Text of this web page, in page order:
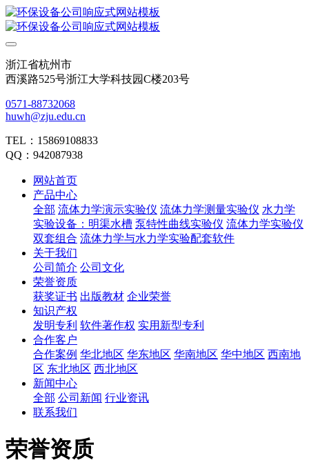
浙江省杭州市
西溪路525号浙江大学科技园C楼203号
0571-88732068
huwh@zju.edu.cn
TEL：15869108833
QQ：942087938
网站首页
产品中心
全部 流体力学演示实验仪 流体力学测量实验仪 水力学
实验设备：明渠水槽 泵特性曲线实验仪 流体力学实验仪
双套组合 流体力学与水力学实验配套软件
关于我们
公司简介 公司文化
荣誉资质
获奖证书 出版教材 企业荣誉
知识产权
发明专利 软件著作权 实用新型专利
合作客户
合作案例 华北地区 华东地区 华南地区 华中地区 西南地
区 东北地区 西北地区
新闻中心
全部 公司新闻 行业资讯
联系我们
荣誉资质